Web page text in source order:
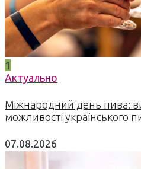
1
Актуально
Міжнародний день пива:
можливості українського
07.08.2026